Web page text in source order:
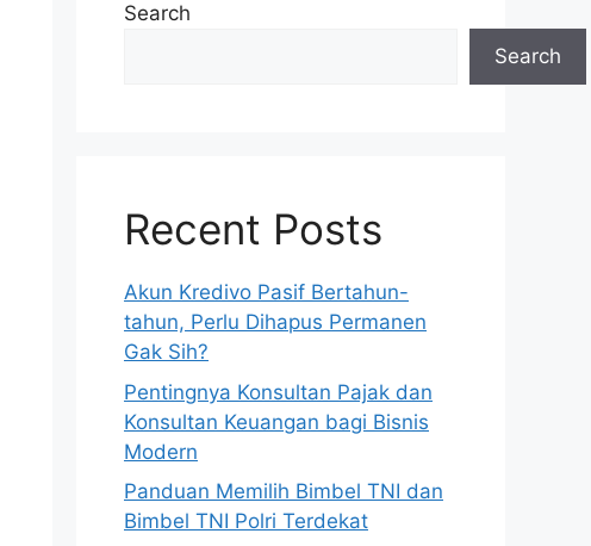
Search
Search
Recent Posts
Akun Kredivo Pasif Bertahun-
tahun, Perlu Dihapus Permanen
Gak Sih?
Pentingnya Konsultan Pajak dan
Konsultan Keuangan bagi Bisnis
Modern
Panduan Memilih Bimbel TNI dan
Bimbel TNI Polri Terdekat